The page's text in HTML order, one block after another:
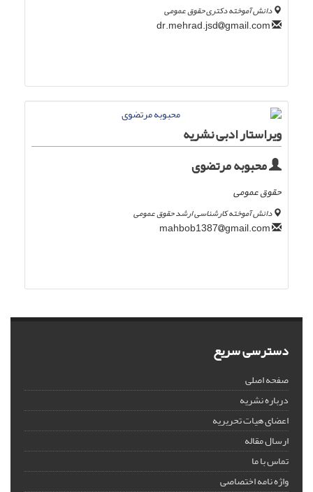
دانش آموخته دکتری حقوق عمومی
gmail.com
ویراستار ادبی نشریه
محبوبه مرتضوی
حقوق عمومی
دانش آموخته کارشناسی ارشد حقوق عمومی
gmail.com
دسترسی سریع
صفحه اصلی
درباره نشریه
اعضای هیات تحریریه
ارسال مقاله
تماس با ما
واژه نامه اختصاصی